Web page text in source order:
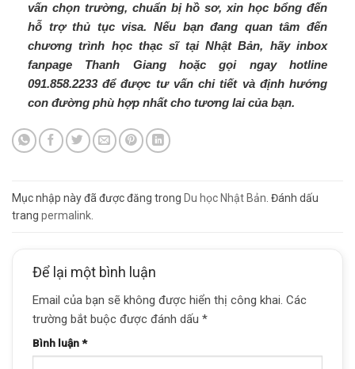
vấn chọn trường, chuẩn bị hồ sơ, xin học bổng đến
hỗ trợ thủ tục visa. Nếu bạn đang quan tâm đến
chương trình học thạc sĩ tại Nhật Bản, hãy inbox
fanpage Thanh Giang hoặc gọi ngay hotline
091.858.2233 để được tư vấn chi tiết và định hướng
con đường phù hợp nhất cho tương lai của bạn.
Mục nhập này đã được đăng trong Du học Nhật Bản . Đánh dấu
trang permalink
Để lại một bình luận
Email của bạn sẽ không được hiển thị công khai. Các
trường bắt buộc được đánh dấu *
Bình luận*